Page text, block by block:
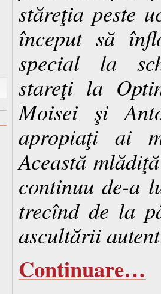
stăreţia peste
început să
special la
stareţi la
Moisei şi
apropiaţi ai
Această
continuu de-a
trecînd de la
ascultării
Continuare…